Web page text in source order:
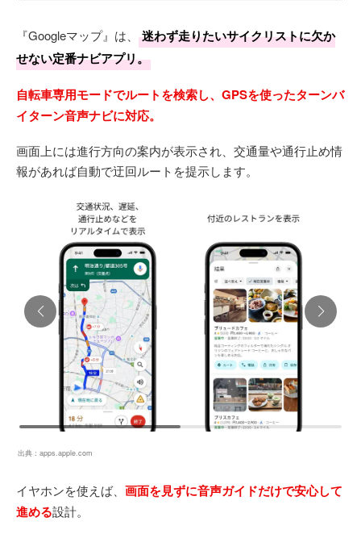
『Googleマップ』は、
迷わず走りたいサイクリストに欠か
せない定番ナビアプリ。
自転車専用モードでルートを検索し、GPSを使ったターンバ
イターン音声ナビに対応。
画面上には進行方向の案内が表示され、交通量や通行止め情
報があれば自動で迂回ルートを提示します。
出典： apps.apple.com
イヤホンを使えば、 画面を見ずに音声ガイドだけで安心して
進める設計。